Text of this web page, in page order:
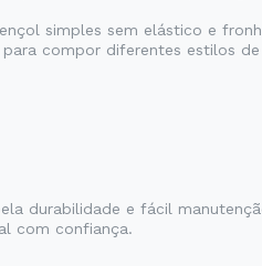
simples sem elástico e
compor diferentes estilos
durabilidade e fácil
com confiança.